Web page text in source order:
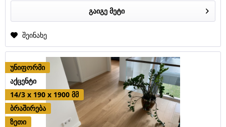
გაიგე მეტი
შეინახე
უნიფორმი
აქცენტი
14/3 x 190 x 1900 მმ
ბრაშირება
ზეთი